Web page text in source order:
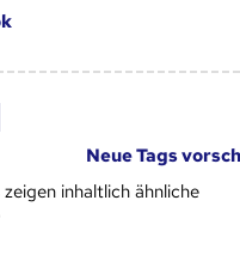
Neue Tags
zeigen inhaltlich ähnliche